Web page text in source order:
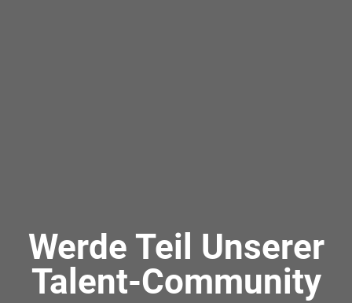
Werde Teil Unserer
Talent-Community